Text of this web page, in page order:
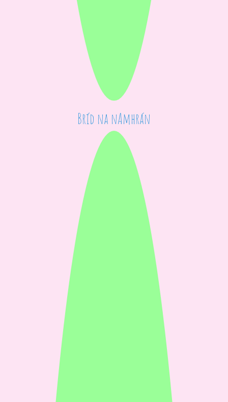
Bríd na nAmhrán